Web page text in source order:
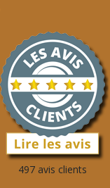
497 avis clients